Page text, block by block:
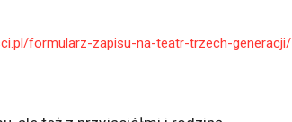
formularz-zapisu-na-teatr-trzech-generacji/